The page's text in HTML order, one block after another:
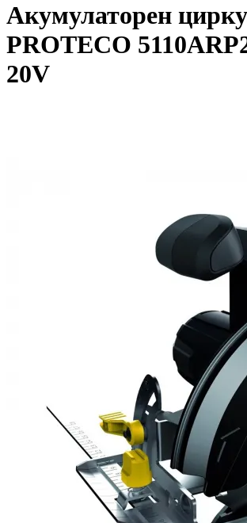
Акумулаторен
PROTECO
20V